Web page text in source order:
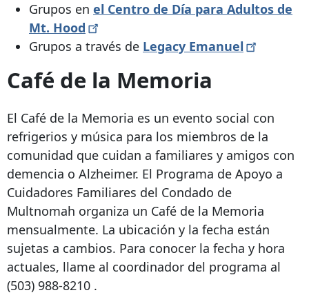
Grupos en el Centro de Día para Adultos de
Mt. Hood
Grupos a través de Legacy Emanuel
Café de la Memoria
El Café de la Memoria es un evento social con
refrigerios y música para los miembros de la
comunidad que cuidan a familiares y amigos con
demencia o Alzheimer. El Programa de Apoyo a
Cuidadores Familiares del Condado de
Multnomah organiza un Café de la Memoria
mensualmente. La ubicación y la fecha están
sujetas a cambios. Para conocer la fecha y hora
actuales, llame al coordinador del programa al
(503) 988-8210 .